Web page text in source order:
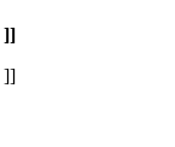
]]
]]